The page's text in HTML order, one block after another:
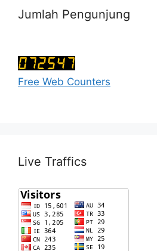
Jumlah Pengunjung
Free Web Counters
Live Traffics